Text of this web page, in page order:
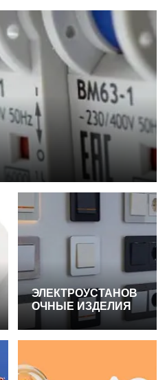
ЭЛЕКТРОУСТАНОВ
ОЧНЫЕ ИЗДЕЛИЯ